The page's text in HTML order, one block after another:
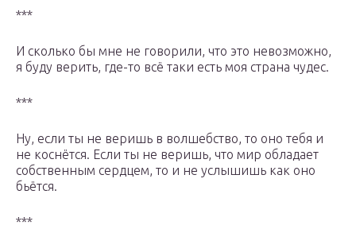
***
И сколько бы мне не говорили, что это невозможно,
я буду верить, где-то всё таки есть моя страна чудес.
***
Ну, если ты не веришь в волшебство, то оно тебя и
не коснётся. Если ты не веришь, что мир обладает
собственным сердцем, то и не услышишь как оно
бьётся.
***